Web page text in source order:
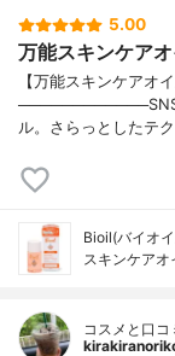
5.00
万能スキンケア
【万能スキンケア
────────────SNS
ル。さらっとしたテ
Bioil(バイオ
スキンケアオ
コスメと口